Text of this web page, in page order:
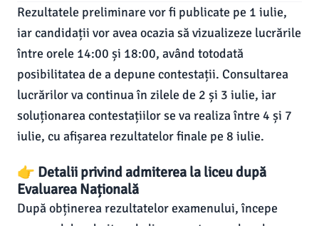
Rezultatele preliminare vor fi publicate pe 1 iulie,
iar candidații vor avea ocazia să vizualizeze lucrările
între orele 14:00 și 18:00, având totodată
posibilitatea de a depune contestații. Consultarea
lucrărilor va continua în zilele de 2 și 3 iulie, iar
soluționarea contestațiilor se va realiza între 4 și 7
iulie, cu afișarea rezultatelor finale pe 8 iulie.
👉 Detalii privind admiterea la liceu după
Evaluarea Națională
După obținerea rezultatelor examenului, începe